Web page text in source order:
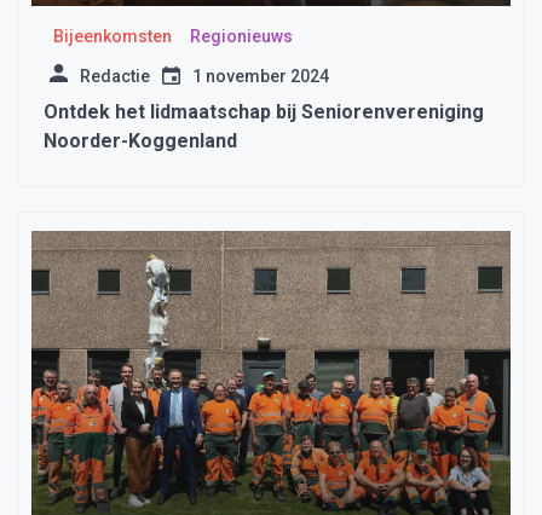
Bijeenkomsten Regionieuws
Redactie 1 november 2024
Ontdek het lidmaatschap bij Seniorenvereniging
Noorder-Koggenland